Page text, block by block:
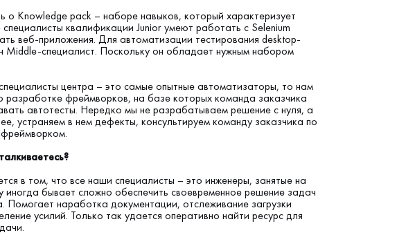
о Knowledge paсk – наборе навыков, который характеризует
квалификации Junior умеют работать с Selenium
веб-приложения. Для автоматизации тестирования desktop-
Middle-специалист. Поскольку он обладает нужным набором
центра – это самые опытные автоматизаторы, то нам
разработке фреймворков, на базе которых команда заказчика
автотесты. Нередко мы не разрабатываем решение с нуля, а
устраняем в нем дефекты, консультируем команду заказчика по
в том, что все наши специалисты – это инженеры, занятые на
иногда бывает сложно обеспечить своевременное решение задач
наработка документации, отслеживание загрузки
усилий. Только так удается оперативно найти ресурс для